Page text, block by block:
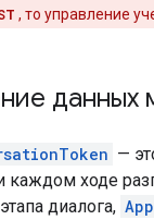
, то управление
—
каждом ходе
диалога,